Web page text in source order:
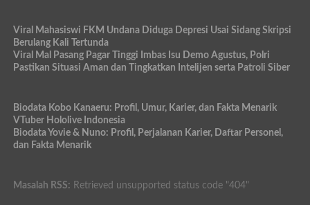
Viral Mahasiswi FKM Undana Diduga Depresi Usai Sidang Skripsi
Berulang Kali Tertunda
Viral Mal Pasang Pagar Tinggi Imbas Isu Demo Agustus, Polri
Pastikan Situasi Aman dan Tingkatkan Intelijen serta Patroli Siber
Biodata Kobo Kanaeru: Profil, Umur, Karier, dan Fakta Menarik
VTuber Hololive Indonesia
Biodata Yovie & Nuno: Profil, Perjalanan Karier, Daftar Personel,
dan Fakta Menarik
Masalah RSS: Retrieved unsupported status code "404"